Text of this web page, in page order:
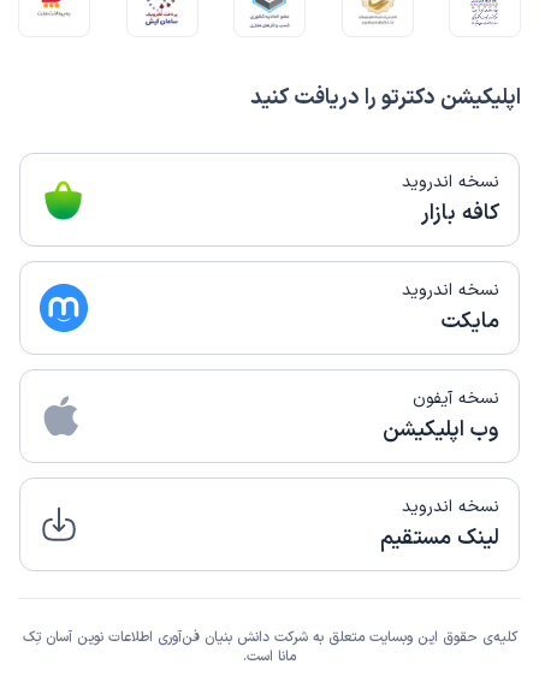
اپلیکیشن دکترتو را دریافت کنید
نسخه اندروید
کافه بازار
نسخه اندروید
مایکت
نسخه آیفون
وب اپلیکیشن
نسخه اندروید
لینک مستقیم
کلیه‌ی حقوق این وبسایت متعلق به شرکت دانش بنیان فن‌آوری اطلاعات نوین آسان تِک
مانا است.